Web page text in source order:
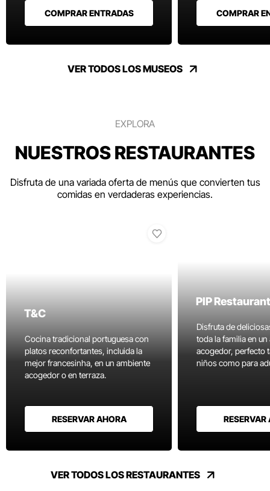
COMPRAR ENTRADAS COMPRAR
VER TODOS LOS MUSEOS
EXPLORA
NUESTROS RESTAURANTES
Disfruta de una variada oferta de menús que convierten tus
comidas en verdaderas experiencias.
T&C
Cocina tradicional portuguesa con
platos reconfortantes, incluida la
mejor francesinha, en un ambiente
acogedor o en terraza.
RESERVAR AHORA
PIP Restaurant
Disfruta de
toda la familia en
acogedor, perfecto
niños como para
RESERVAR
VER TODOS LOS RESTAURANTES